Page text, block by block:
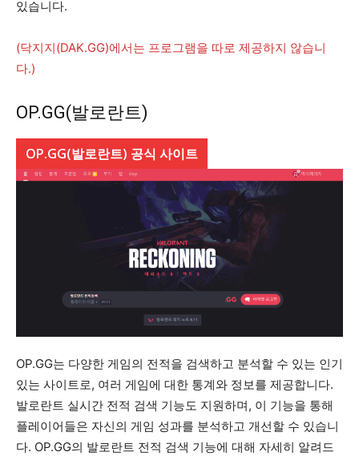
있습니다.
(닥지지(DAK.GG)에서는 프로그램을 따로 제공하지 않습니
다.)
OP.GG(발로란트)
OP.GG(발로란트) 공식 사이트
OP.GG는 다양한 게임의 전적을 검색하고 분석할 수 있는 인기
있는 사이트로, 여러 게임에 대한 통계와 정보를 제공합니다.
발로란트 실시간 전적 검색 기능도 지원하며, 이 기능을 통해
플레이어들은 자신의 게임 성과를 분석하고 개선할 수 있습니
다. OP.GG의 발로란트 전적 검색 기능에 대해 자세히 알려드